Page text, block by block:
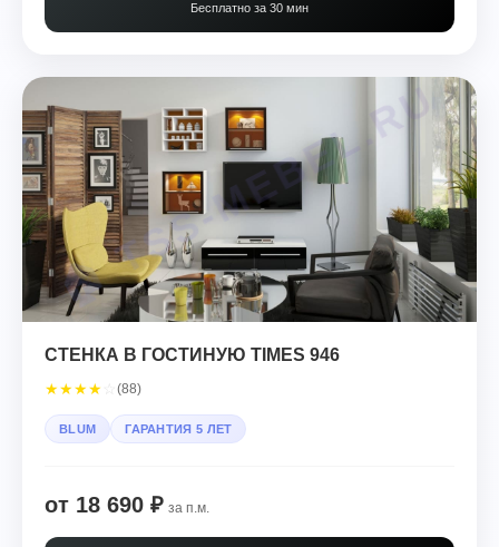
Бесплатно за 30 мин
СТЕНКА В ГОСТИНУЮ TIMES 946
★★★★ (88)
BLUM ГАРАНТИЯ 5 ЛЕТ
от 18 690 ₽ за п.м.